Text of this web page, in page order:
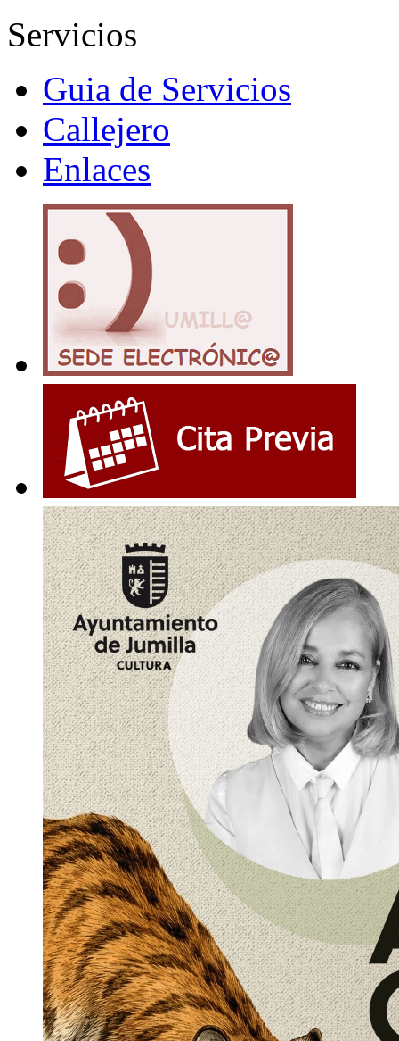
Servicios
Guia de Servicios
Callejero
Enlaces